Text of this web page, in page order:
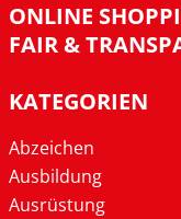
ONLINE
FAIR &
KATEGORIEN
Abzeichen
Ausbildung
Ausrüstung